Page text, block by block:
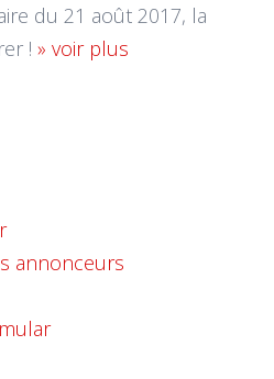
du 21 août 2017, la
! » voir plus
annonceurs